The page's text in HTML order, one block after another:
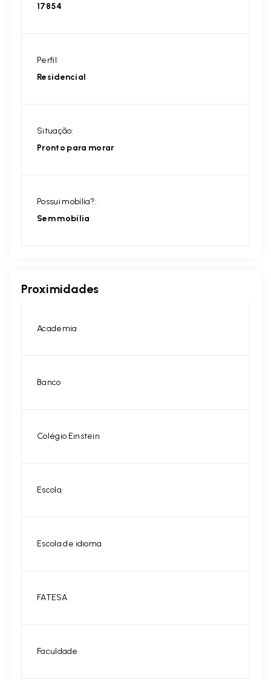
17854
Perfil:
Residencial
Situação:
Pronto para morar
Possui mobília?:
Sem mobília
Proximidades
Academia
Banco
Colégio Einstein
Escola
Escola de idioma
FATESA
Faculdade